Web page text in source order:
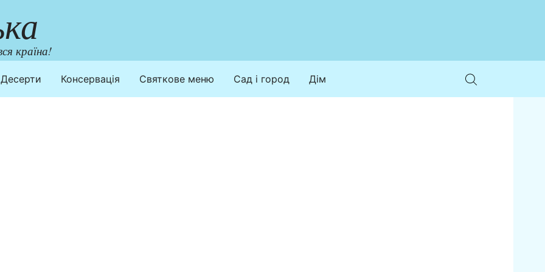
країна!
Десерти Консервація Святкове меню Сад і город Дім